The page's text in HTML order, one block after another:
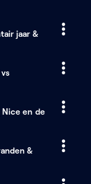
jaar &
Nice en de
&